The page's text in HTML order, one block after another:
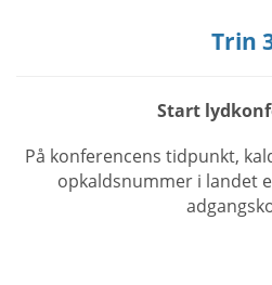
Trin
Start
På konferencens tidpunkt,
opkaldsnummer i landet